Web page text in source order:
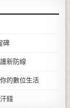
碑
新防線
的數位生活
錢